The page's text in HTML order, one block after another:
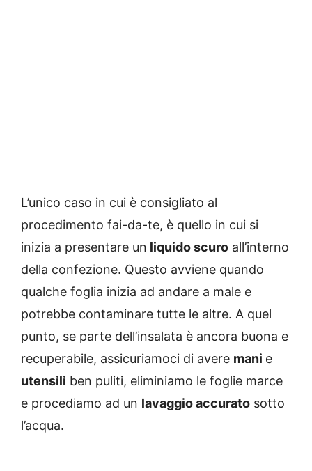
L’unico caso in cui è consigliato al
procedimento fai-da-te, è quello in cui si
inizia a presentare un liquido scuro all’interno
della confezione. Questo avviene quando
qualche foglia inizia ad andare a male e
potrebbe contaminare tutte le altre. A quel
punto, se parte dell’insalata è ancora buona e
recuperabile, assicuriamoci di avere mani e
utensili ben puliti, eliminiamo le foglie marce
e procediamo ad un lavaggio accurato sotto
l’acqua.